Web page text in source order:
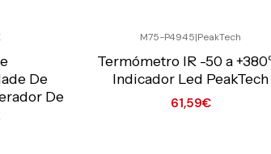
Quantidade
De
De
M75-P4945|PeakTech
Termómetro IR -50 a
Indicador Led PeakTech
61,59€